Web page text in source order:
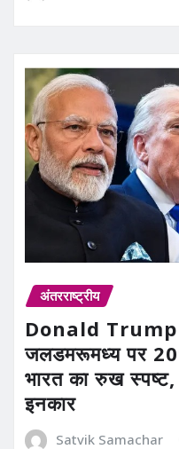
अंतरराष्ट्रीय
Donald Trump
जलडमरूमध्य पर
भारत का रुख
इनकार
Satvik Samachar